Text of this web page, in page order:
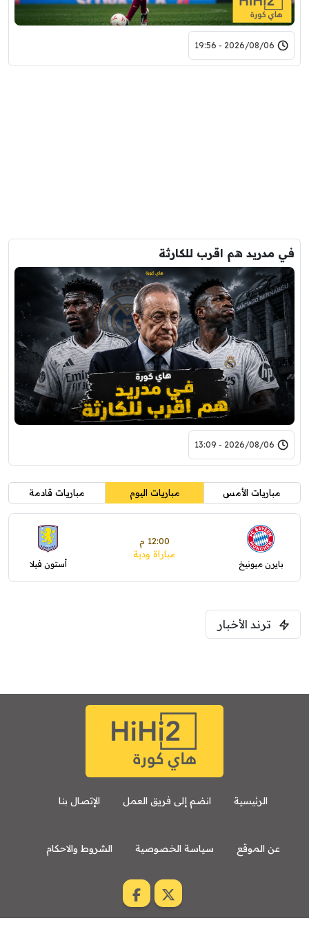
2026/08/06 - 19:56
في مدريد هم اقرب للكارثة
2026/08/06 - 13:09
مباريات الأمس مباريات اليوم مباريات قادمة
بايرن ميونيخ
12:00 م
مباراة ودية
أستون فيلا
ترند الأخبار
الرئيسية انضم إلى فريق العمل الإتصال بنا
عن الموقع سياسة الخصوصية الشروط والاحكام